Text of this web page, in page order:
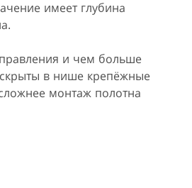
имеет глубина
и чем больше
в нише крепёжные
монтаж полотна